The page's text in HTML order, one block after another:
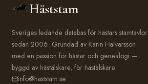
Häststam
Sveriges ledande databas för hästars stamtavlor
sedan 2006. Grundad av Karin Halvarsson
med en passion för hästar och genealogi —
byggd av hästälskare, för hästälskare.
info@haststam.se